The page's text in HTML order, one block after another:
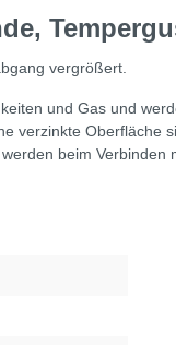
vergrößert.
und Gas und
verzinkte
beim